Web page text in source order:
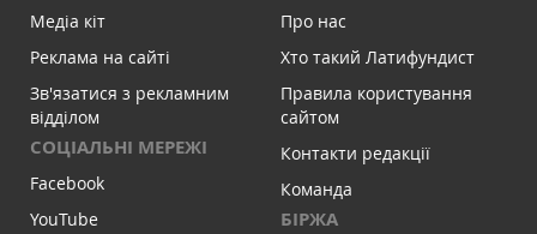
Медіа кіт
Реклама на сайті
Зв'язатися з рекламним
відділом
СОЦІАЛЬНІ МЕРЕЖІ
Facebook
YouTube
Про нас
Хто такий Латифундист
Правила користування
сайтом
Контакти редакції
Команда
БІРЖА